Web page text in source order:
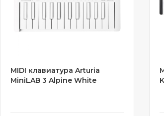
MIDI клавиатура Arturia
MiniLAB 3 Alpine White